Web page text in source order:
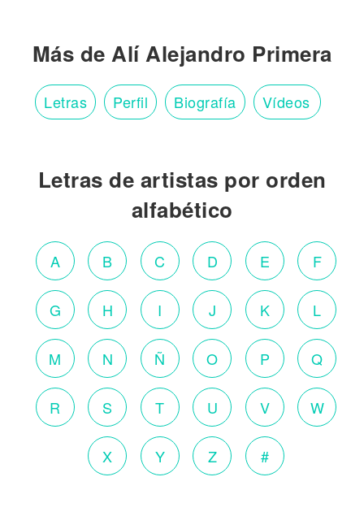
Más de Alí Alejandro Primera
Letras Perfil Biografía Vídeos
Letras de artistas por orden
alfabético
A B C D E F
G H I J K L
M N Ñ O P Q
R S T U V W
X Y Z #